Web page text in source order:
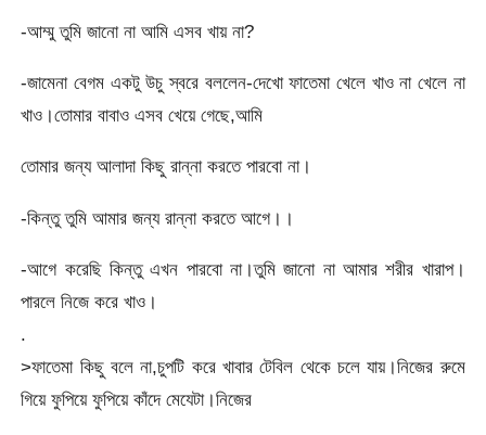
-আম্মু তুমি জানো না আমি এসব খায় না?
-জামেনা বেগম একটু উচু স্বরে বললেন-দেখো ফাতেমা খেলে খাও না খেলে না
খাও।তোমার বাবাও এসব খেয়ে গেছে,আমি
তোমার জন্য আলাদা কিছু রান্না করতে পারবো না।
-কিন্তু তুমি আমার জন্য রান্না করতে আগে।।
-আগে করেছি কিন্তু এখন পারবো না।তুমি জানো না আমার শরীর খারাপ।
পারলে নিজে করে খাও।
.
>ফাতেমা কিছু বলে না,চুপটি করে খাবার টেবিল থেকে চলে যায়।নিজের রুমে
গিয়ে ফুপিয়ে ফুপিয়ে কাঁদে মেযেটা।নিজের